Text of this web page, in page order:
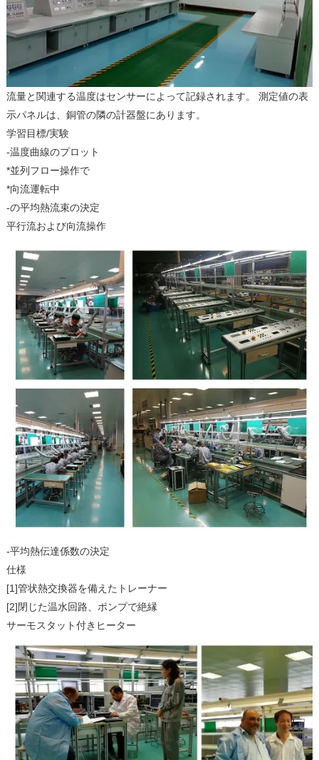
流量と関連する温度はセンサーによって記録されます。 測定値の表
示パネルは、銅管の隣の計器盤にあります。
学習目標/実験
-温度曲線のプロット
*並列フロー操作で
*向流運転中
-の平均熱流束の決定
平行流および向流操作
-平均熱伝達係数の決定
仕様
[1]管状熱交換器を備えたトレーナー
[2]閉じた温水回路、ポンプで絶縁
サーモスタット付きヒーター